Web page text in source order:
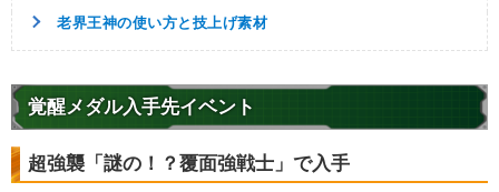
老界王神の使い方と技上げ素材
覚醒メダル入手先イベント
超強襲「謎の！？覆面強戦士」で入手